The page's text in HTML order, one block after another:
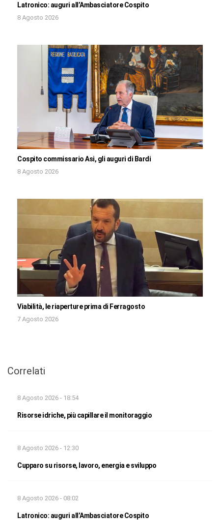
Latronico: auguri all’Ambasciatore Cospito
8 Agosto 2026
Cospito commissario Asi, gli auguri di Bardi
8 Agosto 2026
Viabilità, le riaperture prima di Ferragosto
7 Agosto 2026
Correlati
8 Agosto 2026 - 18:54
Risorse idriche, più capillare il monitoraggio
8 Agosto 2026 - 12:30
Cupparo su risorse, lavoro, energia e sviluppo
8 Agosto 2026 - 08:02
Latronico: auguri all’Ambasciatore Cospito